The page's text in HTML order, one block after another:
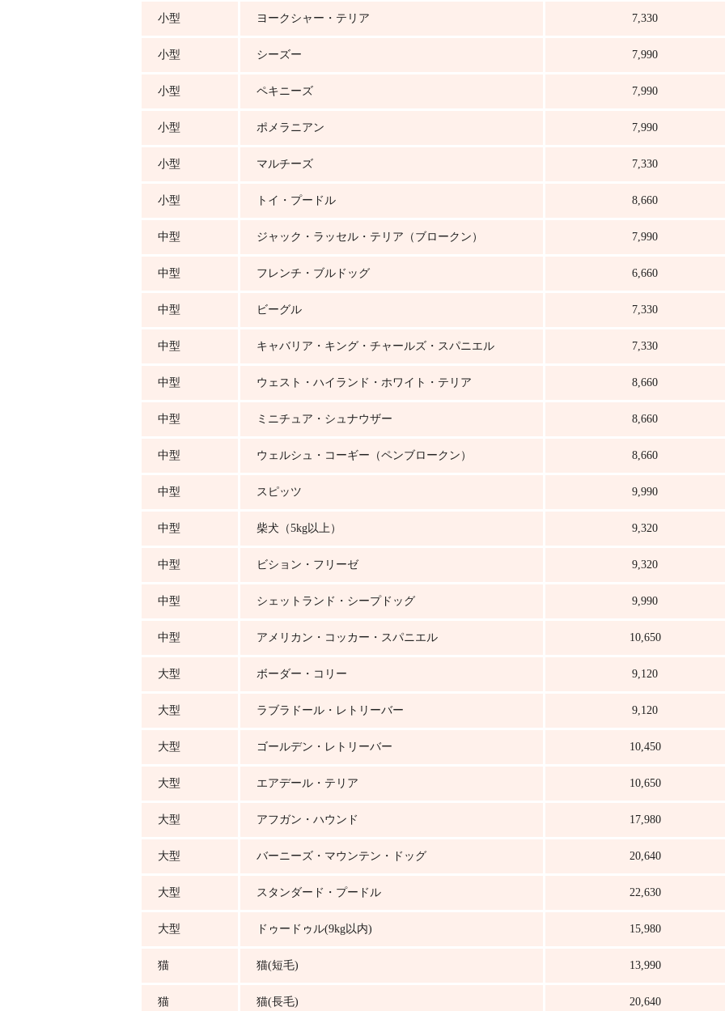
小型 ヨークシャー・テリア 7,330
小型 シーズー 7,990
小型 ペキニーズ 7,990
小型 ポメラニアン 7,990
小型 マルチーズ 7,330
小型 トイ・プードル 8,660
中型 ジャック・ラッセル・テリア（ブロークン） 7,990
中型 フレンチ・ブルドッグ 6,660
中型 ビーグル 7,330
中型 キャバリア・キング・チャールズ・スパニエル 7,330
中型 ウェスト・ハイランド・ホワイト・テリア 8,660
中型 ミニチュア・シュナウザー 8,660
中型 ウェルシュ・コーギー（ペンブロークン） 8,660
中型 スピッツ 9,990
中型 柴犬（5kg以上） 9,320
中型 ビション・フリーゼ 9,320
中型 シェットランド・シープドッグ 9,990
中型 アメリカン・コッカー・スパニエル 10,650
大型 ボーダー・コリー 9,120
大型 ラブラドール・レトリーバー 9,120
大型 ゴールデン・レトリーバー 10,450
大型 エアデール・テリア 10,650
大型 アフガン・ハウンド 17,980
大型 バーニーズ・マウンテン・ドッグ 20,640
大型 スタンダード・プードル 22,630
大型 ドゥードゥル(9kg以内) 15,980
猫 猫(短毛) 13,990
猫 猫(長毛) 20,640